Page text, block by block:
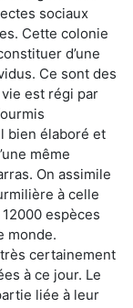
sociaux
Cette colonie
d’une
Ce sont des
est régi par
bien élaboré et
même
On assimile
à celle
espèces
monde.
certainement
à ce jour. Le
liée à leur